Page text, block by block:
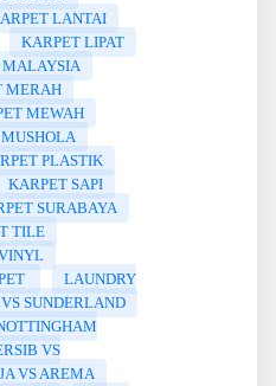
LANTAI
KARPET LIPAT
MALAYSIA
MERAH
MEWAH
PLASTIK
KARPET SAPI
SURABAYA
TILE
LAUNDRY
SUNDERLAND
VS
VS AREMA